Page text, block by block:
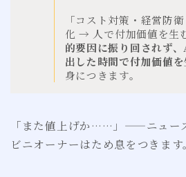
「コスト対策・経営防
化 → 人で付加価値を生
的要因に振り回されず
出した時間で付加価値
身につきます。
「また値上げか……」——ニュー
ビニオーナーはため息をつきます